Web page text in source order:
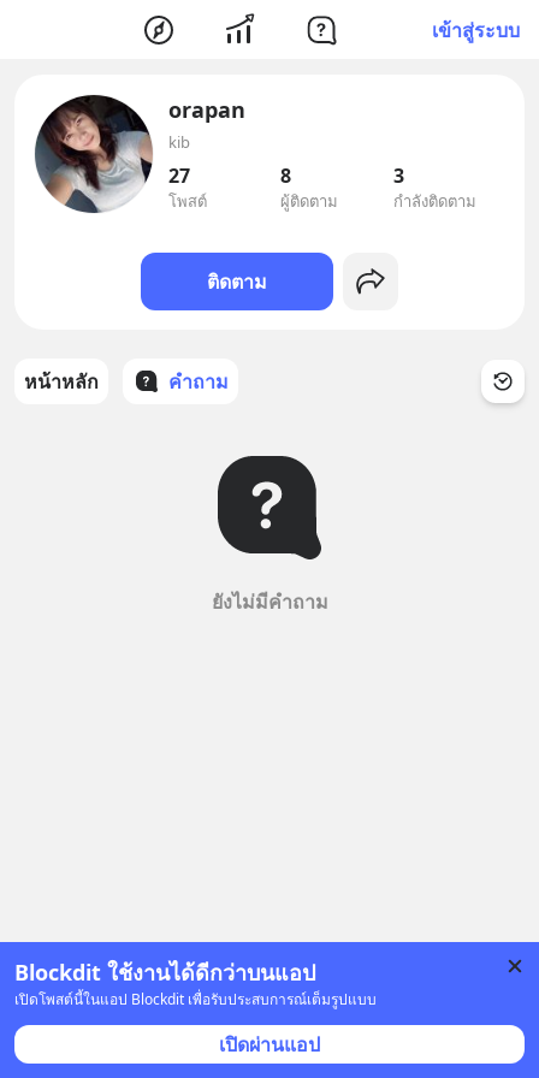
เข้าสู่ระบบ
Blockdit ใช้งานได้ดีกว่าบนแอป
เปิดโพสต์นี้ในแอป Blockdit เพื่อรับประสบการณ์เต็มรูปแบบ
เปิดผ่านแอป
orapan
kib
27
โพสต์
8
ผู้ติดตาม
3
กำลังติดตาม
ติดตาม
หน้าหลัก คำถาม
ยังไม่มีคำถาม